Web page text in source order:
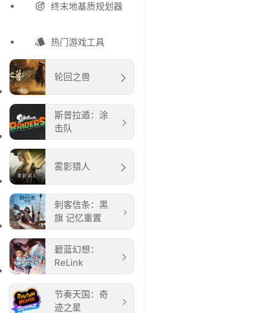
终末地基质规划器
热门游戏工具
轮回之兽
斯普拉遁：涂
击队
雾影猎人
刺客信条：黑
旗 记忆重置
碧蓝幻想：
ReLink
节奏天国：奇
迹之星